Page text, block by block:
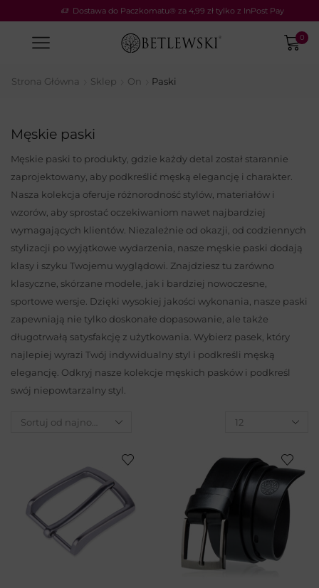
LETNIA ELEGANCJA: odbierz –20% Kod: SUN20
0
Strona Główna Sklep On Paski
Męskie paski
Męskie paski to produkty, gdzie każdy detal został starannie
zaprojektowany, aby podkreślić męską elegancję i charakter.
Nasza kolekcja oferuje różnorodność stylów, materiałów i
wzorów, aby sprostać oczekiwaniom nawet najbardziej
wymagających klientów. Niezależnie od okazji, od codziennych
stylizacji po wyjątkowe wydarzenia, nasze męskie paski dodają
klasy i szyku Twojemu wyglądowi. Znajdziesz tu zarówno
klasyczne, skórzane modele, jak i bardziej nowoczesne,
sportowe wersje. Dzięki wysokiej jakości wykonania, nasze paski
zapewniają nie tylko doskonałe dopasowanie, ale także
długotrwałą satysfakcję z użytkowania. Wybierz pasek, który
najlepiej wyrazi Twój indywidualny styl i podkreśli męską
elegancję. Odkryj nasze kolekcje męskich pasków i podkreśl
swój niepowtarzalny styl.